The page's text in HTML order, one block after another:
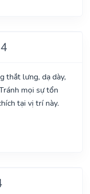
thắt lưng, dạ dày,
mọi sự tổn
tại vị trí này.